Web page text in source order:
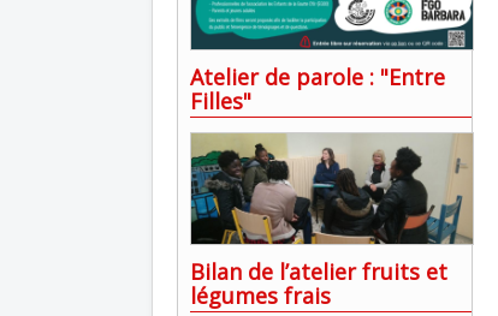
Atelier de parole : "Entre
Filles"
Bilan de l’atelier fruits et
légumes frais